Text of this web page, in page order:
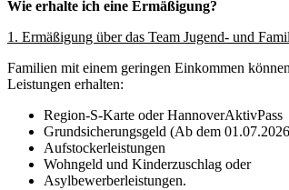
Wie erhalte ich eine Ermäßigung?
1. Ermäßigung über das Team Jugend- und
Familien mit einem geringen Einkommen
Leistungen erhalten:
Region-S-Karte oder HannoverAktivPass
Grundsicherungsgeld (Ab dem
Aufstockerleistungen
Wohngeld und Kinderzuschlag oder
Asylbewerberleistungen.